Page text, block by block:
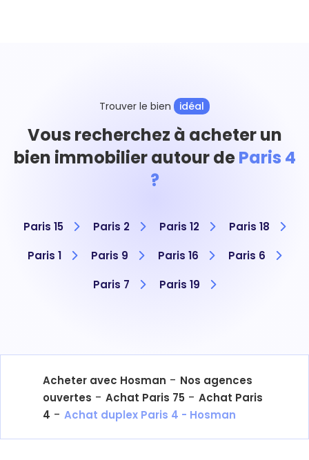
Trouver le bien idéal
Vous recherchez à acheter un
bien immobilier autour deParis 4
?
Paris 15 Paris 2 Paris 12
Paris 18
Paris 1
Paris 9 Paris 16
Paris 6
Paris 7
Paris 19
Acheter avec Hosman - Nos agences
ouvertes - Achat Paris 75 - Achat Paris
4 - Achat duplex Paris 4 - Hosman